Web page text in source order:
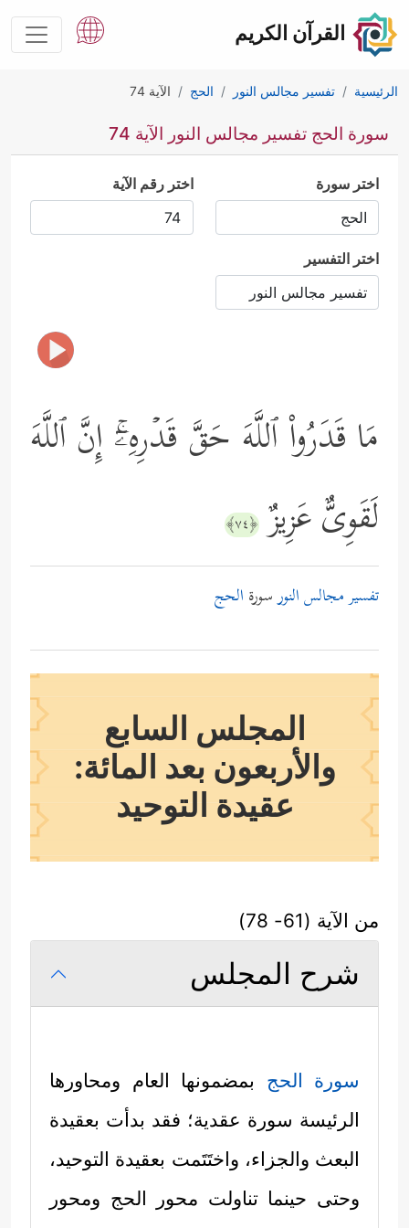
القرآن الكريم
الرئيسية تفسير مجالس النور الحج الآية 74
سورة الحج تفسير مجالس النور الآية 74
اختر سورة اختر رقم الآية
اختر التفسير
مَا قَدَرُواْ ٱللَّهَ حَقَّ قَدۡرِهِۦۤۚ إِنَّ ٱللَّهَ
لَقَوِیٌّ عَزِیزٌ ﴿٧٤﴾
تفسير مجالس النورسورة الحج
المجلس السابع
والأربعون بعد المائة:
عقيدة التوحيد
من الآية (61- 78)
شرح المجلس
سورة الحج بمضمونها العام ومحاورها
الرئيسة سورة عقدية؛ فقد بدأت بعقيدة
البعث والجزاء، واختَتَمت بعقيدة التوحيد،
وحتى حينما تناولت محور الحج ومحور